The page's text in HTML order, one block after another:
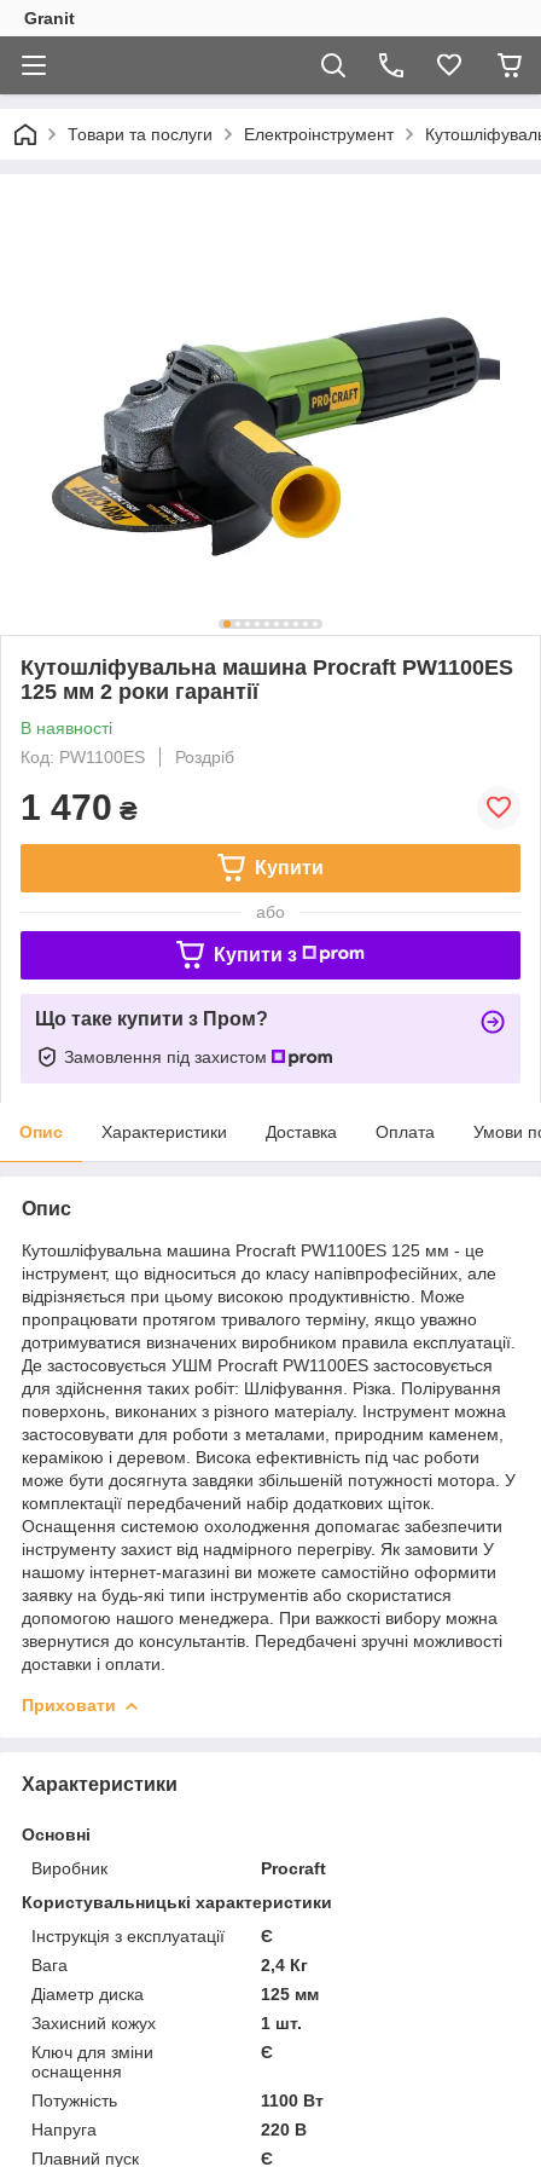
Granit
Товари та послуги Електроінструмент
Кутошліфувальна машина Procraft PW1100ES
125 мм 2 роки гарантії
В наявності
Код: PW1100ES
Роздріб
1 470 ₴
Купити
або
Купити з
Що таке купити з Пром?
Замовлення під захистом
Опис Характеристики Доставка Оплата Умови
Опис
Кутошліфувальна машина Procraft PW1100ES 125 мм - це
інструмент, що відноситься до класу напівпрофесійних, але
відрізняється при цьому високою продуктивністю. Може
пропрацювати протягом тривалого терміну, якщо уважно
дотримуватися визначених виробником правила експлуатації.
Де застосовується УШМ Procraft PW1100ES застосовується
для здійснення таких робіт: Шліфування. Різка. Полірування
поверхонь, виконаних з різного матеріалу. Інструмент можна
застосовувати для роботи з металами, природним каменем,
керамікою і деревом. Висока ефективність під час роботи
може бути досягнута завдяки збільшеній потужності мотора. У
комплектації передбачений набір додаткових щіток.
Оснащення системою охолодження допомагає забезпечити
інструменту захист від надмірного перегріву. Як замовити У
нашому інтернет-магазині ви можете самостійно оформити
заявку на будь-які типи інструментів або скористатися
допомогою нашого менеджера. При важкості вибору можна
звернутися до консультантів. Передбачені зручні можливості
доставки і оплати.
Приховати
Характеристики
Основні
Виробник
Procraft
Користувальницькі характеристики
Інструкція з експлуатації
Є
Вага
2,4 Кг
Діаметр диска
125 мм
Захисний кожух
1 шт.
Ключ для зміни
оснащення
Є
Потужність
1100 Вт
Напруга
220 В
Плавний пуск
Є